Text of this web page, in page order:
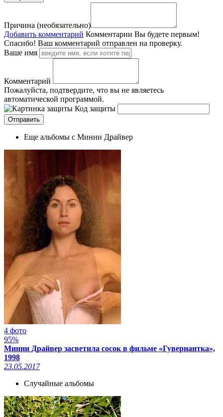
Причина (необязательно)
Добавить комментарий Комментарии Вы будете первым!
Спасибо! Ваш комментарий отправлен на проверку.
Ваше имя
Комментарий
Пожалуйста, подтвердите, что вы не являетесь
автоматической программой.
Код защиты
Еще альбомы с Минни Драйвер
4 фото
95%
Минни Драйвер засветила сосок в фильме «Гувернантка»,
1998
23.05.2017
Случайные альбомы